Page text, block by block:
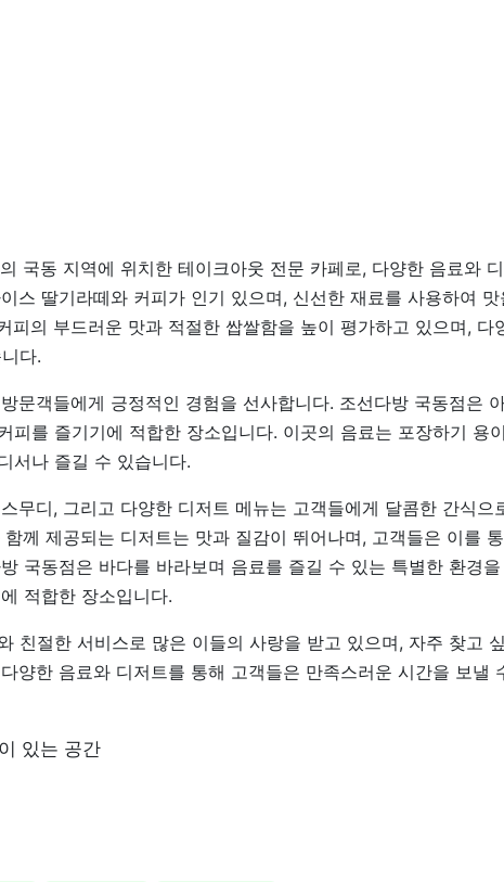
국동 지역에 위치한 테이크아웃 전문 카페로, 다양한 음료와
스 딸기라떼와 커피가 인기 있으며, 신선한 재료를 사용하여 맛
피의 부드러운 맛과 적절한 쌉쌀함을 높이 평가하고 있으며, 다
다.
문객들에게 긍정적인 경험을 선사합니다. 조선다방 국동점은
피를 즐기기에 적합한 장소입니다. 이곳의 음료는 포장하기 용이
서나 즐길 수 있습니다.
무디, 그리고 다양한 디저트 메뉴는 고객들에게 달콤한 간식으
께 제공되는 디저트는 맛과 질감이 뛰어나며, 고객들은 이를
국동점은 바다를 바라보며 음료를 즐길 수 있는 특별한 환경을
적합한 장소입니다.
친절한 서비스로 많은 이들의 사랑을 받고 있으며, 자주 찾고 싶
양한 음료와 디저트를 통해 고객들은 만족스러운 시간을 보낼
있는 공간